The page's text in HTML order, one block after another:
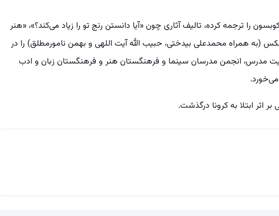
را ترجمه کرده، تالیف آثاری چون «آیا دانستن رنج تو را زیاد می‌کند؟»، «هنر
(به همراه محمدعلی بیدختی، حبیب الله آیت اللهی و بهمن نامورمطلق) را در
مدرس، انجمن مدرسان سینما و فرهنگستان هنر و فرهنگستان زبان و ادب